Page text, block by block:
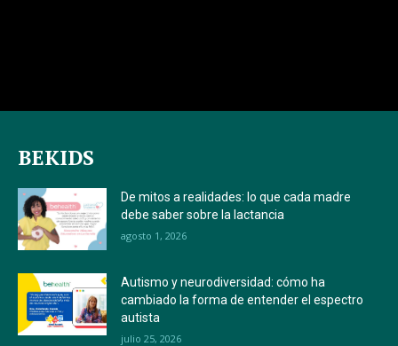
BEKIDS
De mitos a realidades: lo que cada madre
debe saber sobre la lactancia
agosto 1, 2026
Autismo y neurodiversidad: cómo ha
cambiado la forma de entender el espectro
autista
julio 25, 2026